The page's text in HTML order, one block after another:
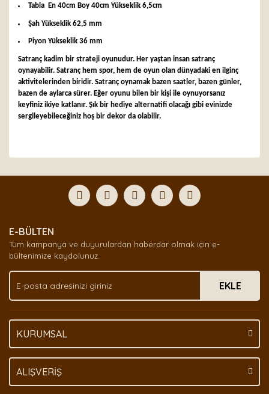
Tabla En 40cm Boy 40cm Yükseklik 6,5cm
Şah Yükseklik 62,5 mm
Piyon Yükseklik 36 mm
Satranç kadim bir strateji oyunudur. Her yaştan insan satranç
oynayabilir. Satranç hem spor, hem de oyun olan dünyadaki en ilginç
aktivitelerinden biridir. Satranç oynamak bazen saatler, bazen günler,
bazen de aylarca sürer. Eğer oyunu bilen bir kişi ile oynuyorsanız
keyfiniz ikiye katlanır. Şık bir hediye alternatifi olacağı gibi evinizde
sergileyebileceğiniz hoş bir dekor da olabilir.
Yorum Yaz
formunu kullanarak tarafımıza iletebilirsiniz.
Görüş ve önerileriniz için teşekkür ederiz.
Ürün açıklamasında eksik bilgiler bulunuyor.
Ürün bilgilerinde hatalar bulunuyor.
Bu ürüne benzer farklı alternatifler olmalı.
E-BÜLTEN
Tüm kampanya ve duyurulardan haberdar olmak için e-
bültenimize kaydolunuz.
EKLE
KURUMSAL
ALIŞVERİŞ